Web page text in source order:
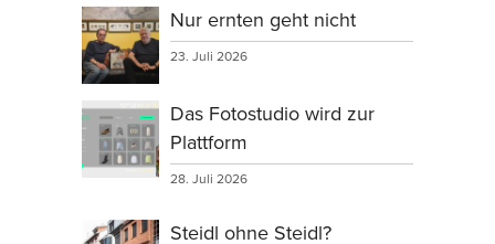
Nur ernten geht nicht
23. Juli 2026
Das Fotostudio wird zur
Plattform
28. Juli 2026
Steidl ohne Steidl?